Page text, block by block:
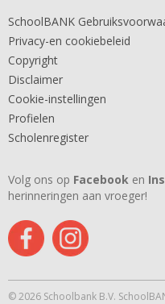
SchoolBANK
Privacy-en cookiebeleid
Copyright
Disclaimer
Cookie-instellingen
Profielen
Scholenregister
Volg ons op Facebook en
herinneringen aan vroeger!
© 2026 Schoolbank B.V.